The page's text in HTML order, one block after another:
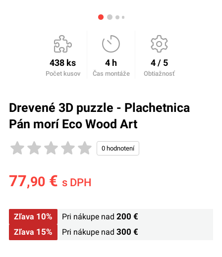
438 ks
Počet kusov
4 h
Čas montáže
4 / 5
Obtiažnosť
Drevené 3D puzzle - Plachetnica
Pán morí Eco Wood Art
77,90€ s DPH
Zľava 10% Pri nákupe nad200 €
Zľava 15% Pri nákupe nad300 €